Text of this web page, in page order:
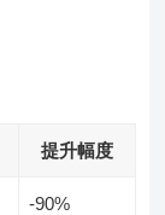
提升幅度
-90%